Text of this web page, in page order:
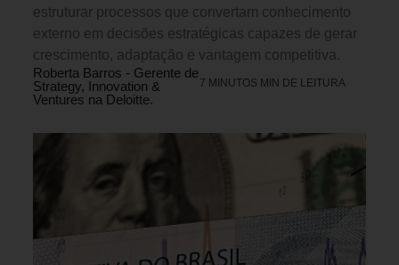
estruturar processos que convertam conhecimento
externo em decisões estratégicas capazes de gerar
crescimento, adaptação e vantagem competitiva.
Roberta Barros - Gerente de
Strategy, Innovation &
Ventures na Deloitte.
7 MINUTOS MIN DE LEITURA